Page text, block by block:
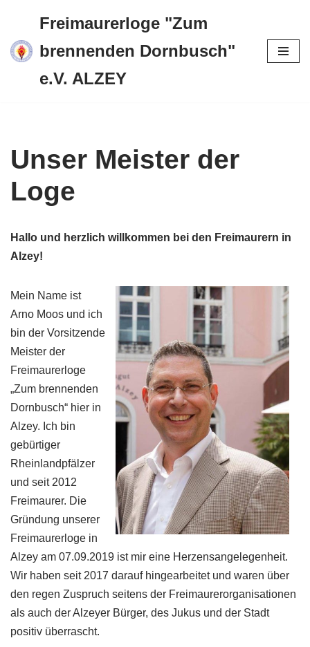
Zum
Inhalt
springen
Freimaurerloge "Zum
brennenden Dornbusch"
e.V. ALZEY
Unser Meister der
Loge
Hallo und herzlich willkommen bei den Freimaurern in
Alzey!
Mein Name ist
Arno Moos und ich
bin der Vorsitzende
Meister der
Freimaurerloge
„Zum brennenden
Dornbusch“ hier in
Alzey. Ich bin
gebürtiger
Rheinlandpfälzer
und seit 2012
Freimaurer. Die
Gründung unserer
Freimaurerloge in
Alzey am 07.09.2019 ist mir eine Herzensangelegenheit.
Wir haben seit 2017 darauf hingearbeitet und waren über
den regen Zuspruch seitens der Freimaurerorganisationen
als auch der Alzeyer Bürger, des Jukus und der Stadt
positiv überrascht.